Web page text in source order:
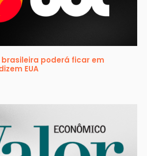
poderá ficar em
EUA